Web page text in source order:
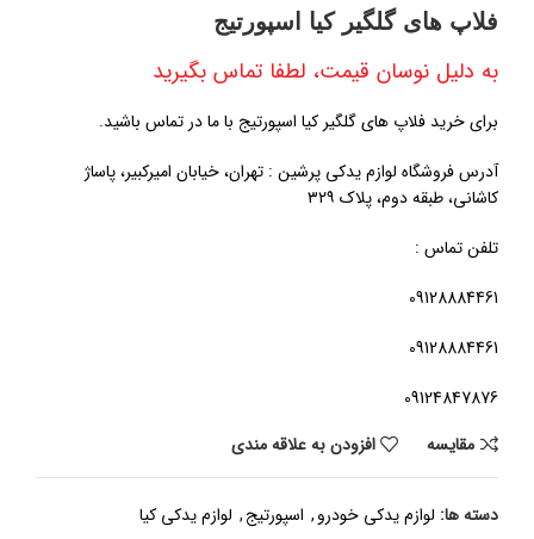
فلاپ های گلگیر کیا اسپورتیج
به دلیل نوسان قیمت، لطفا تماس بگیرید
برای خرید فلاپ های گلگیر کیا اسپورتیج با ما در تماس باشید.
آدرس فروشگاه لوازم یدکی پرشین : تهران، خیابان امیرکبیر، پاساژ
کاشانی، طبقه دوم، پلاک ۳۲۹
تلفن تماس :
09128884461
09128884461
09124847876
مقايسه
افزودن به علاقه مندی
دسته ها: لوازم یدکی خودرو, اسپورتیج, لوازم یدکی کیا